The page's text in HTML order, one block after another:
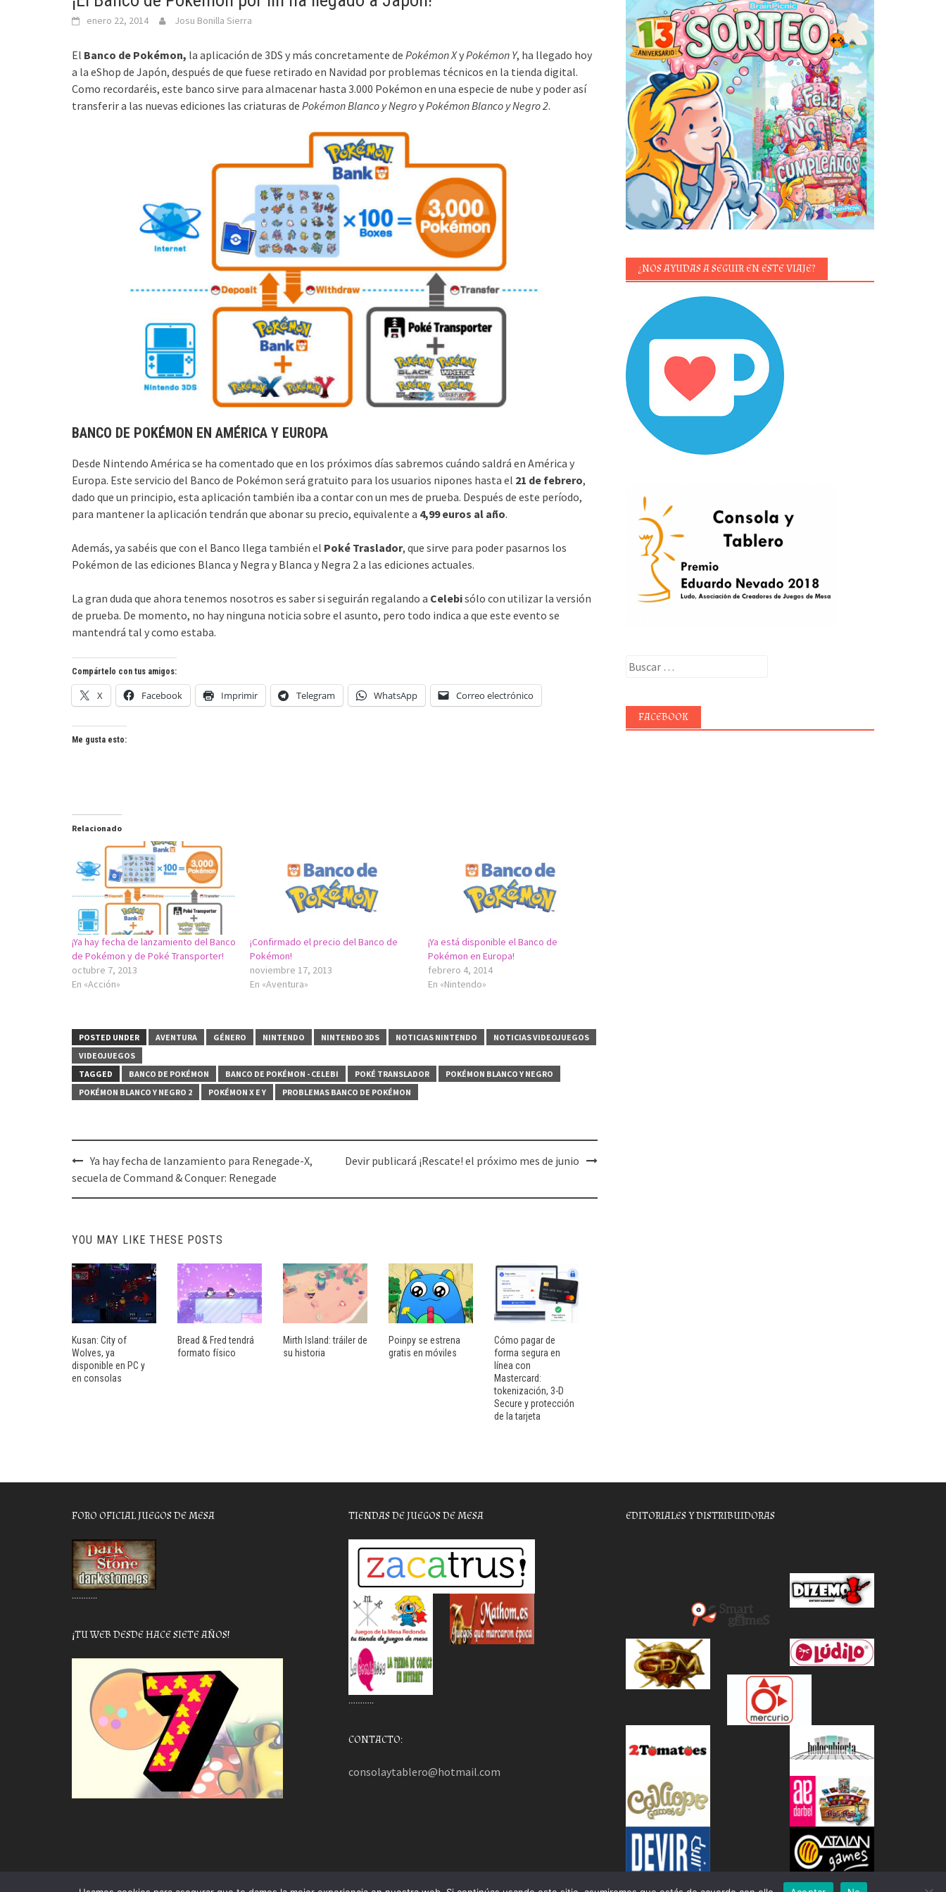
enero 22, 2014 Josu Bonilla Sierra
El Banco de Pokémon, la aplicación de 3DS y más concretamente de Pokémon XyPokémon Y, ha llegado hoy
a la eShop de Japón, después de que fuese retirado en Navidad por problemas técnicos en la tienda digital.
Como recordaréis, este banco sirve para almacenar hasta 3.000 Pokémon en una especie de nube y poder así
transferir a las nuevas ediciones las criaturas de Pokémon Blanco y NegroyPokémon Blanco y Negro 2.
BANCO DE POKÉMON EN AMÉRICA Y EUROPA
Desde Nintendo América se ha comentado que en los próximos días sabremos cuándo saldrá en América y
Europa. Este servicio del Banco de Pokémon será gratuito para los usuarios nipones hasta el 21 de febrero,
dado que un principio, esta aplicación también iba a contar con un mes de prueba. Después de este período,
para mantener la aplicación tendrán que abonar su precio, equivalente a 4,99 euros al año.
Además, ya sabéis que con el Banco llega también el Poké Traslador, que sirve para poder pasarnos los
Pokémon de las ediciones Blanca y Negra y Blanca y Negra 2 a las ediciones actuales.
La gran duda que ahora tenemos nosotros es saber si seguirán regalando a Celebisólo con utilizar la versión
de prueba. De momento, no hay ninguna noticia sobre el asunto, pero todo indica a que este evento se
mantendrá tal y como estaba.
Compártelo con tus amigos:
X Facebook Imprimir Telegram WhatsApp Correo electrónico
Me gusta esto:
Relacionado
¡Ya hay fecha de lanzamiento del Banco
de Pokémon y de Poké Transporter!
octubre 7, 2013
En «Acción»
¡Confirmado el precio del Banco de
Pokémon!
noviembre 17, 2013
En «Aventura»
¡Ya está disponible el Banco de
Pokémon en Europa!
febrero 4, 2014
En «Nintendo»
POSTED UNDER AVENTURA GÉNERO NINTENDO NINTENDO 3DS NOTICIAS NINTENDO
NOTICIAS VIDEOJUEGOS
VIDEOJUEGOS
TAGGED
BANCO DE POKÉMON BANCO DE POKÉMON - CELEBI POKÉ TRANSLADOR
POKÉMON BLANCO Y NEGRO
POKÉMON BLANCO Y NEGRO 2
POKÉMON X E Y PROBLEMAS BANCO DE POKÉMON
Post
navigation
Ya hay fecha de lanzamiento para Renegade-X,
secuela de Command & Conquer: Renegade
Devir publicará ¡Rescate! el próximo mes de junio
YOU MAY LIKE THESE POSTS
Kusan: City of
Wolves, ya
disponible en PC y
en consolas
Bread & Fred tendrá
formato físico
Mirth Island: tráiler de
su historia
Poinpy se estrena
gratis en móviles
Cómo pagar de
forma segura en
línea con
Mastercard:
tokenización, 3-D
Secure y protección
de la tarjeta
¿NOS AYUDAS A SEGUIR EN ESTE VIAJE?
Buscar:
FACEBOOK
FORO OFICIAL JUEGOS DE MESA
………..
¡TU WEB DESDE HACE SIETE AÑOS!
TIENDAS DE JUEGOS DE MESA
………..
CONTACTO:
consolaytablero@hotmail.com
EDITORIALES Y DISTRIBUIDORAS